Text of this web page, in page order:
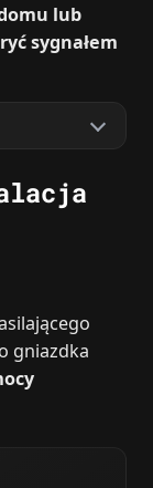
lub
sygnałem
gniazdka